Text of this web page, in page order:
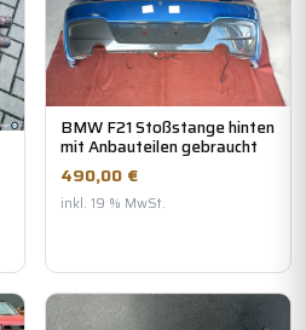
BMW F21 Stoßstange hinten
mit Anbauteilen gebraucht
490,00 €
inkl. 19 % MwSt.